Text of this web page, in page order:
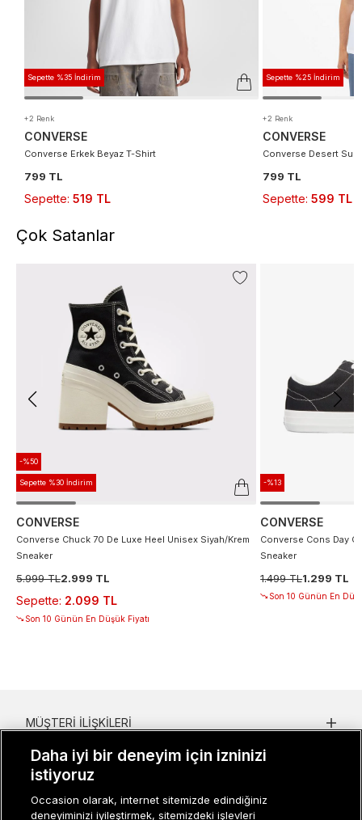
Sepette %35 İndirim
+2 Renk
CONVERSE
Converse Erkek Beyaz T-Shirt
799 TL
Sepette: 519 TL
Sepette %25 İndirim
+2 Renk
CONVERSE
Converse Desert
799 TL
Sepette: 599 TL
Çok Satanlar
-%50
Sepette %30 İndirim
CONVERSE
Converse Chuck 70 De Luxe Heel Unisex Siyah/Krem
Sneaker
5.999 TL2.999 TL
Sepette: 2.099 TL
Son 10 Günün En Düşük Fiyatı
-%13
CONVERSE
Converse Cons Day
Sneaker
1.499 TL1.299 TL
Son 10 Günün En
MÜŞTERI İLIŞKILERI
KURUMSAL
Daha iyi bir deneyim için izninizi
istiyoruz
Occasion olarak, internet sitemizde edindiğiniz
deneyiminizi iyileştirmek, sitemizdeki işlevleri